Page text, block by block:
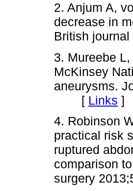
2. Anjum A,
decrease in
British
3. Mureebe
McKinsey
aneurysms.
[ Links ]
4. Robinson
practical risk
ruptured
comparison
surgery